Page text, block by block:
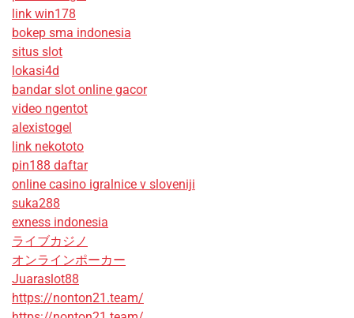
link win178
bokep sma indonesia
situs slot
lokasi4d
bandar slot online gacor
video ngentot
alexistogel
link nekototo
pin188 daftar
online casino igralnice v sloveniji
suka288
exness indonesia
ライブカジノ
オンラインポーカー
Juaraslot88
https://nonton21.team/